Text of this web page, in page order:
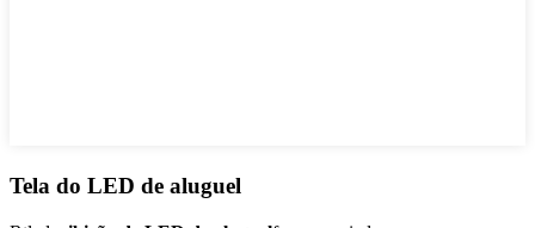
Tela do LED de aluguel